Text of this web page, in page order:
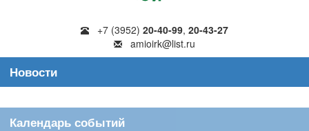
+7 (3952) 20-40-99, 20-43-27
amioirk@list.ru
Новости
Календарь событий